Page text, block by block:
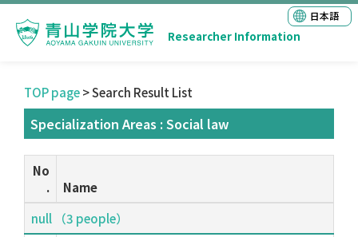
Researcher Information
日本語
TOP page> Search Result List
Specialization Areas : Social law
No
.
Name
null （3 people）